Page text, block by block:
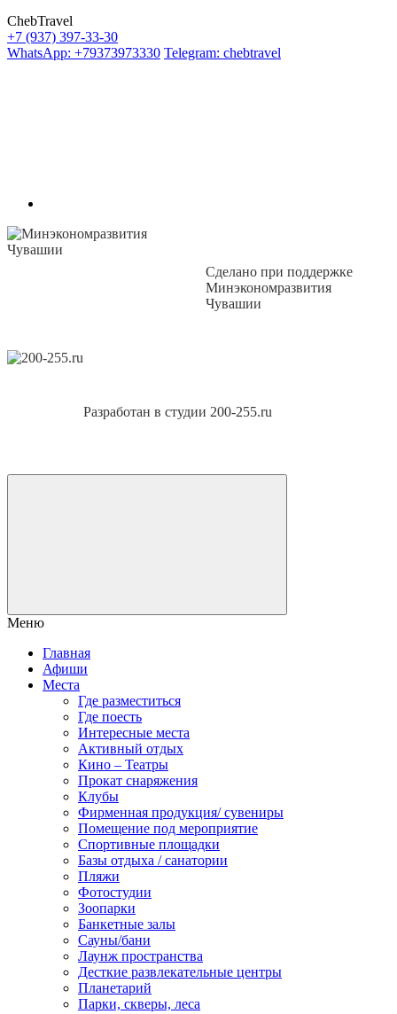
ChebTravel
+7 (937) 397-33-30
WhatsApp: +79373973330 Telegram: chebtravel
Сделано при поддержке
Минэкономразвития
Чувашии
Разработан в студии 200-255.ru
Меню
Главная
Афиши
Места
Где разместиться
Где поесть
Интересные места
Активный отдых
Кино – Театры
Прокат снаряжения
Клубы
Фирменная продукция/ сувениры
Помещение под мероприятие
Спортивные площадки
Базы отдыха / санатории
Пляжи
Фотостудии
Зоопарки
Банкетные залы
Сауны/бани
Лаунж пространства
Десткие развлекательные центры
Планетарий
Парки, скверы, леса